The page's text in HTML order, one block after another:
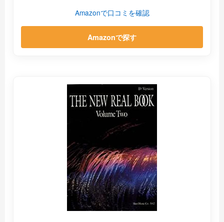
Amazonで口コミを確認
Amazonで探す